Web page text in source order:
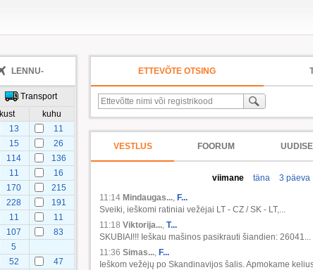
LENNU-
Transport
kust
kuhu
13
11
15
26
114
136
11
16
170
215
228
191
11
11
107
83
5
52
47
ETTEVÕTE OTSING
VESTLUS FOORUM
viimane täna 3 päeva
11:14 Mindaugas..., F...
Sveiki, ieškomi ratiniai vežėjai LT - CZ / SK - LT,...
11:18 Viktorija..., T...
SKUBIAI!!! Ieškau mašinos pasikrauti šiandien: 26041...
11:36 Simas..., F...
Ieškom vežėjų po Skandinavijos šalis. Apmokame